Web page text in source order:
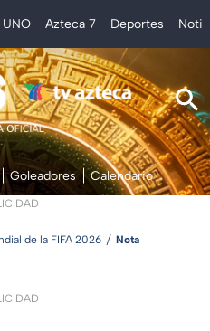
Azteca 7 Deportes
Goleadores Calendario
de la FIFA 2026 Nota